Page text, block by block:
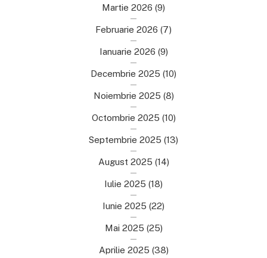
Martie 2026 (9)
Februarie 2026 (7)
Ianuarie 2026 (9)
Decembrie 2025 (10)
Noiembrie 2025 (8)
Octombrie 2025 (10)
Septembrie 2025 (13)
August 2025 (14)
Iulie 2025 (18)
Iunie 2025 (22)
Mai 2025 (25)
Aprilie 2025 (38)